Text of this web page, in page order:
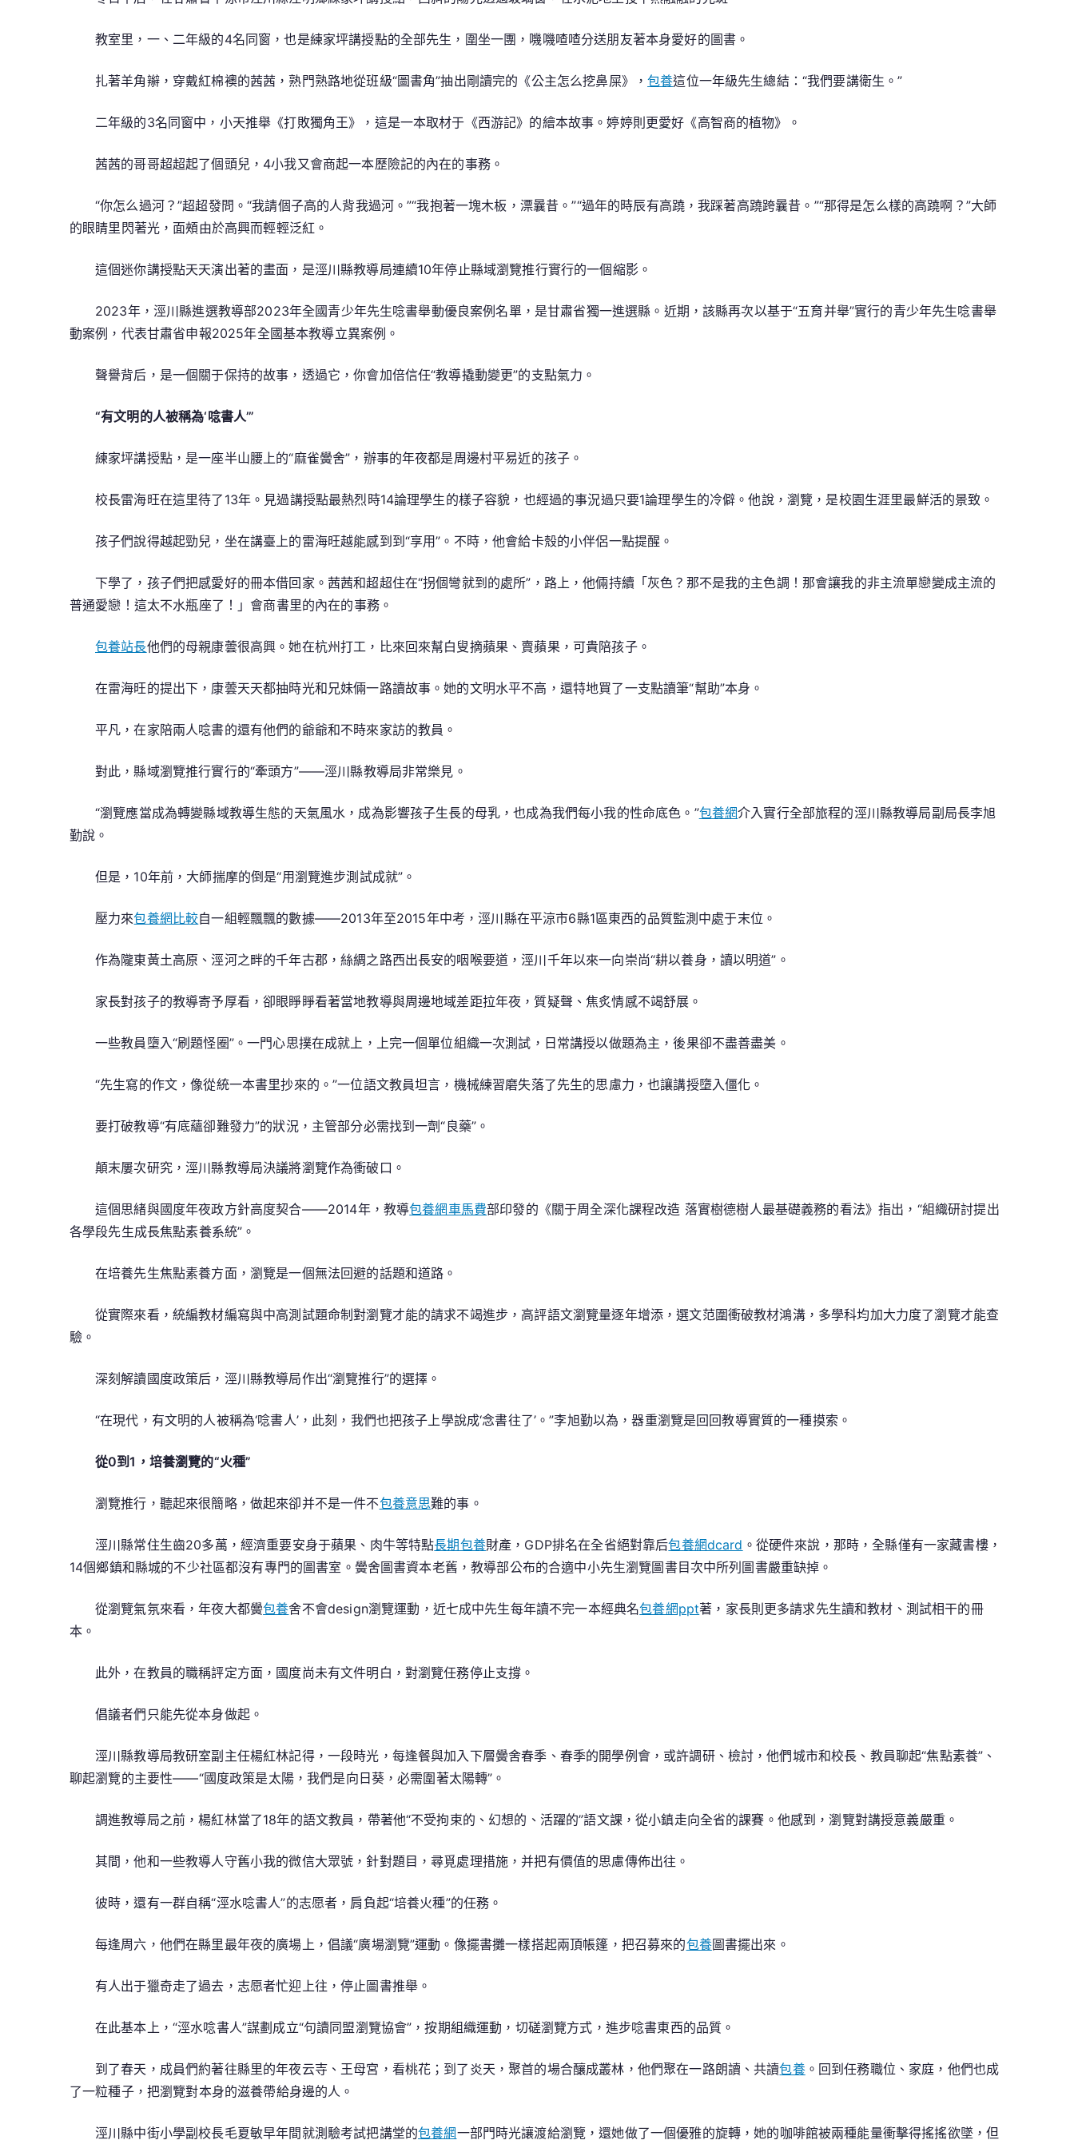
教室里，一、二年級的4名同窗，也是練家坪講授點的全部先生，圍坐一團，嘰嘰喳喳分送朋友著本身愛好的圖書。
扎著羊角辮，穿戴紅棉襖的茜茜，熟門熟路地從班級“圖書角”抽出剛讀完的《公主怎么挖鼻屎》，包養這位一年級先生總結：“我們要講衛生。”
二年級的3名同窗中，小天推舉《打敗獨角王》，這是一本取材于《西游記》的繪本故事。婷婷則更愛好《高智商的植物》。
茜茜的哥哥超超起了個頭兒，4小我又會商起一本歷險記的內在的事務。
“你怎么過河？”超超發問。“我請個子高的人背我過河。”“我抱著一塊木板，漂曩昔。”“過年的時辰有高蹺，我踩著高蹺跨曩昔。”“那得是怎么樣的高蹺啊？”大師
的眼睛里閃著光，面頰由於高興而輕輕泛紅。
這個迷你講授點天天演出著的畫面，是涇川縣教導局連續10年停止縣域瀏覽推行實行的一個縮影。
2023年，涇川縣進選教導部2023年全國青少年先生唸書舉動優良案例名單，是甘肅省獨一進選縣。近期，該縣再次以基于“五育并舉”實行的青少年先生唸書舉
動案例，代表甘肅省申報2025年全國基本教導立異案例。
聲譽背后，是一個關于保持的故事，透過它，你會加倍信任“教導撬動變更”的支點氣力。
“有文明的人被稱為‘唸書人’”
練家坪講授點，是一座半山腰上的“麻雀黌舍”，辦事的年夜都是周邊村平易近的孩子。
校長雷海旺在這里待了13年。見過講授點最熱烈時14論理學生的樣子容貌，也經過的事況過只要1論理學生的冷僻。他說，瀏覽，是校園生涯里最鮮活的景致。
孩子們說得越起勁兒，坐在講臺上的雷海旺越能感到到“享用”。不時，他會給卡殼的小伴侶一點提醒。
下學了，孩子們把感愛好的冊本借回家。茜茜和超超住在“拐個彎就到的處所”，路上，他倆持續「灰色？那不是我的主色調！那會讓我的非主流單戀變成主流的
普通愛戀！這太不水瓶座了！」會商書里的內在的事務。
包養站長他們的母親康蕓很高興。她在杭州打工，比來回來幫白叟摘蘋果、賣蘋果，可貴陪孩子。
在雷海旺的提出下，康蕓天天都抽時光和兄妹倆一路讀故事。她的文明水平不高，還特地買了一支點讀筆“幫助”本身。
平凡，在家陪兩人唸書的還有他們的爺爺和不時來家訪的教員。
對此，縣域瀏覽推行實行的“牽頭方”——涇川縣教導局非常樂見。
“瀏覽應當成為轉變縣域教導生態的天氣風水，成為影響孩子生長的母乳，也成為我們每小我的性命底色。”包養網介入實行全部旅程的涇川縣教導局副局長李旭
勤說。
但是，10年前，大師揣摩的倒是“用瀏覽進步測試成就”。
壓力來包養網比較自一組輕飄飄的數據——2013年至2015年中考，涇川縣在平涼市6縣1區東西的品質監測中處于末位。
作為隴東黃土高原、涇河之畔的千年古郡，絲綢之路西出長安的咽喉要道，涇川千年以來一向崇尚“耕以養身，讀以明道”。
家長對孩子的教導寄予厚看，卻眼睜睜看著當地教導與周邊地域差距拉年夜，質疑聲、焦炙情感不竭舒展。
一些教員墮入“刷題怪圈”。一門心思撲在成就上，上完一個單位組織一次測試，日常講授以做題為主，後果卻不盡善盡美。
“先生寫的作文，像從統一本書里抄來的。”一位語文教員坦言，機械練習磨失落了先生的思慮力，也讓講授墮入僵化。
要打破教導“有底蘊卻難發力”的狀況，主管部分必需找到一劑“良藥”。
顛末屢次研究，涇川縣教導局決議將瀏覽作為衝破口。
這個思緒與國度年夜政方針高度契合——2014年，教導包養網車馬費部印發的《關于周全深化課程改造 落實樹德樹人最基礎義務的看法》指出，“組織研討提出
各學段先生成長焦點素養系統”。
在培養先生焦點素養方面，瀏覽是一個無法回避的話題和道路。
從實際來看，統編教材編寫與中高測試題命制對瀏覽才能的請求不竭進步，高評語文瀏覽量逐年增添，選文范圍衝破教材鴻溝，多學科均加大力度了瀏覽才能查
驗。
深刻解讀國度政策后，涇川縣教導局作出“瀏覽推行”的選擇。
“在現代，有文明的人被稱為‘唸書人’，此刻，我們也把孩子上學說成‘念書往了’。”李旭勤以為，器重瀏覽是回回教導實質的一種摸索。
從0到1，培養瀏覽的“火種”
瀏覽推行，聽起來很簡略，做起來卻并不是一件不包養意思難的事。
涇川縣常住生齒20多萬，經濟重要安身于蘋果、肉牛等特點長期包養財產，GDP排名在全省絕對靠后包養網dcard 。從硬件來說，那時，全縣僅有一家藏書樓，
14個鄉鎮和縣城的不少社區都沒有專門的圖書室。黌舍圖書資本老舊，教導部公布的合適中小先生瀏覽圖書目次中所列圖書嚴重缺掉。
從瀏覽氣氛來看，年夜大都黌包養舍不會design瀏覽運動，近七成中先生每年讀不完一本經典名包養網ppt著，家長則更多請求先生讀和教材、測試相干的冊
本。
此外，在教員的職稱評定方面，國度尚未有文件明白，對瀏覽任務停止支撐。
倡議者們只能先從本身做起。
涇川縣教導局教研室副主任楊紅林記得，一段時光，每逢餐與加入下層黌舍春季、春季的開學例會，或許調研、檢討，他們城市和校長、教員聊起“焦點素養”、
聊起瀏覽的主要性——“國度政策是太陽，我們是向日葵，必需圍著太陽轉”。
調進教導局之前，楊紅林當了18年的語文教員，帶著他“不受拘束的、幻想的、活躍的”語文課，從小鎮走向全省的課賽。他感到，瀏覽對講授意義嚴重。
其間，他和一些教導人守舊小我的微信大眾號，針對題目，尋覓處理措施，并把有價值的思慮傳佈出往。
彼時，還有一群自稱“涇水唸書人”的志愿者，肩負起“培養火種”的任務。
每逢周六，他們在縣里最年夜的廣場上，倡議“廣場瀏覽”運動。像擺書攤一樣搭起兩頂帳篷，把召募來的包養圖書擺出來。
有人出于獵奇走了過去，志愿者忙迎上往，停止圖書推舉。
在此基本上，“涇水唸書人”謀劃成立“句讀同盟瀏覽協會”，按期組織運動，切磋瀏覽方式，進步唸書東西的品質。
到了春天，成員們約著往縣里的年夜云寺、王母宮，看桃花；到了炎天，聚首的場合釀成叢林，他們聚在一路朗讀、共讀包養。回到任務職位、家庭，他們也成
了一粒種子，把瀏覽對本身的滋養帶給身邊的人。
涇川縣中街小學副校長毛夏敏早年間就測驗考試把講堂的包養網一部門時光讓渡給瀏覽，還她做了一個優雅的旋轉，她的咖啡館被兩種能量衝擊得搖搖欲墜，但